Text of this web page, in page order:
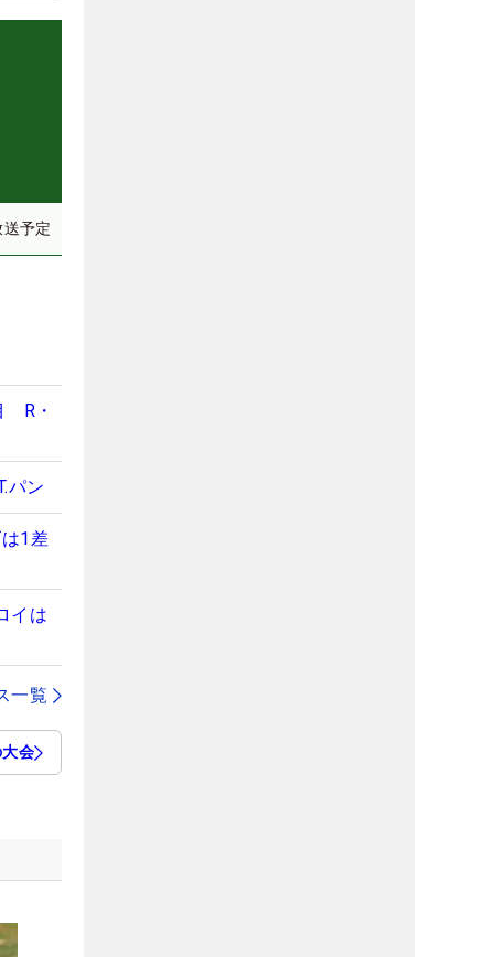
予定
R・
パン
1差
イは
一覧
会